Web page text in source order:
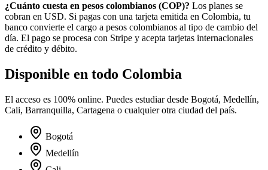
¿Cuánto cuesta en pesos colombianos (COP)? Los planes se
cobran en USD. Si pagas con una tarjeta emitida en Colombia, tu
banco convierte el cargo a pesos colombianos al tipo de cambio del
día. El pago se procesa con Stripe y acepta tarjetas internacionales
de crédito y débito.
Disponible en todo Colombia
El acceso es 100% online. Puedes estudiar desde Bogotá, Medellín,
Cali, Barranquilla, Cartagena o cualquier otra ciudad del país.
Bogotá
Medellín